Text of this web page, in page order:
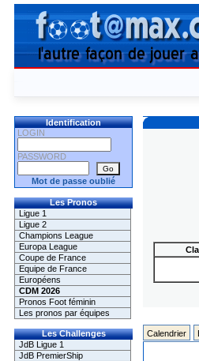
Identification
LOGIN
PASSWORD
Mot de passe oublié
Les Pronos
Ligue 1
Ligue 2
Champions League
Europa League
Coupe de France
Equipe de France
Européens
CDM 2026
Pronos Foot féminin
Les pronos par équipes
Les Challenges
JdB Ligue 1
JdB PremierShip
Calendrier